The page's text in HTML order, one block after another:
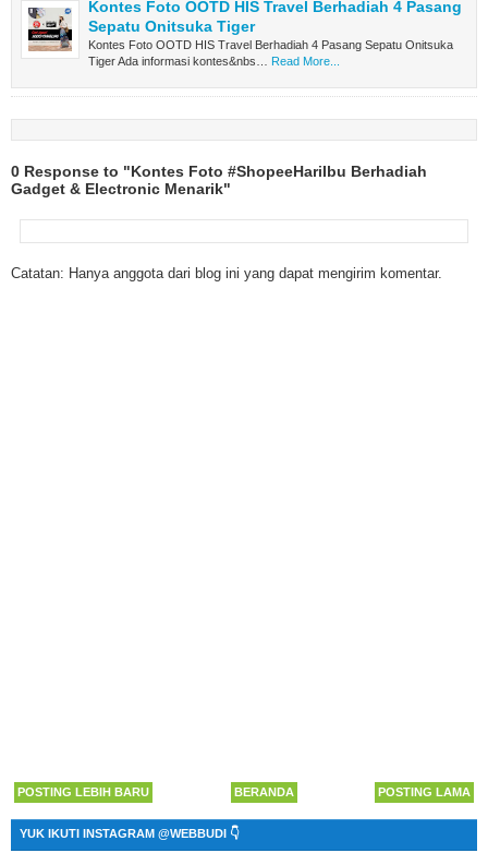
Kontes Foto OOTD HIS Travel Berhadiah 4 Pasang
Sepatu Onitsuka Tiger
Kontes Foto OOTD HIS Travel Berhadiah 4 Pasang Sepatu Onitsuka
Tiger Ada informasi kontes&nbs…
Read More...
0 Response to "Kontes Foto #ShopeeHariIbu Berhadiah
Gadget & Electronic Menarik"
Catatan: Hanya anggota dari blog ini yang dapat mengirim komentar.
POSTING LEBIH BARU POSTING LAMA
BERANDA
YUK IKUTI INSTAGRAM @WEBBUDI 👇